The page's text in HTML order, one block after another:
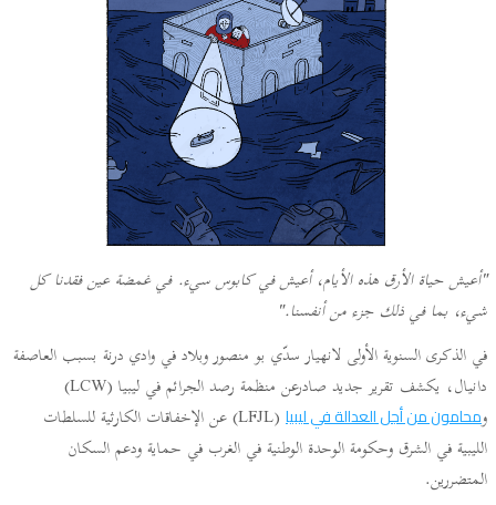
"أعيش حياة الأرق هذه الأيام، أعيش في كابوس سيء. في غمضة عين فقدنا كل
شيء، بما في ذلك جزء من أنفسنا."
في الذكرى السنوية الأولى لانهيار سدّي بو منصور وبلاد في وادي درنة بسبب العاصفة
دانيال، يكشف تقرير جديد صادرعن منظمة رصد الجرائم في ليبيا (LCW)
ومحامون من أجل العدالة في ليبيا
(LFJL) عن الإخفاقات الكارثية للسلطات
الليبية في الشرق وحكومة الوحدة الوطنية في الغرب في حماية ودعم السكان
المتضررين.